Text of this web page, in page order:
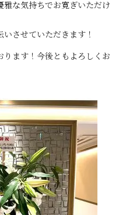
な気持ちでお寛ぎいただけ
させていただきます！
ます！今後ともよろしくお